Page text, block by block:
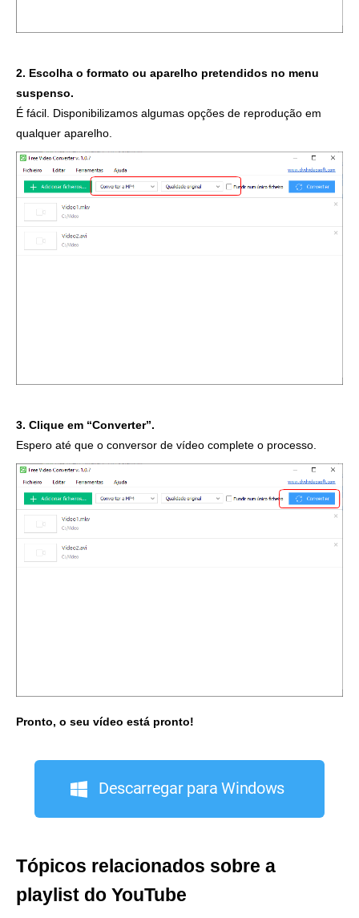
2. Escolha o formato ou aparelho pretendidos no menu
suspenso.
É fácil. Disponibilizamos algumas opções de reprodução em
qualquer aparelho.
3. Clique em “Converter”.
Espero até que o conversor de vídeo complete o processo.
Pronto, o seu vídeo está pronto!
Descarregar para Windows
Tópicos relacionados sobre a
playlist do YouTube